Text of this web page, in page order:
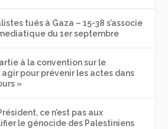
tués à Gaza – 15-38 s’associe
du 1er septembre
à la convention sur le
pour prévenir les actes dans
»
ce n’est pas aux
le génocide des Palestiniens